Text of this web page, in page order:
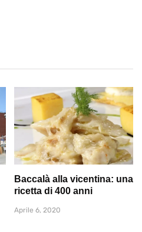
Baccalà alla vicentina: una
ricetta di 400 anni
Aprile 6, 2020